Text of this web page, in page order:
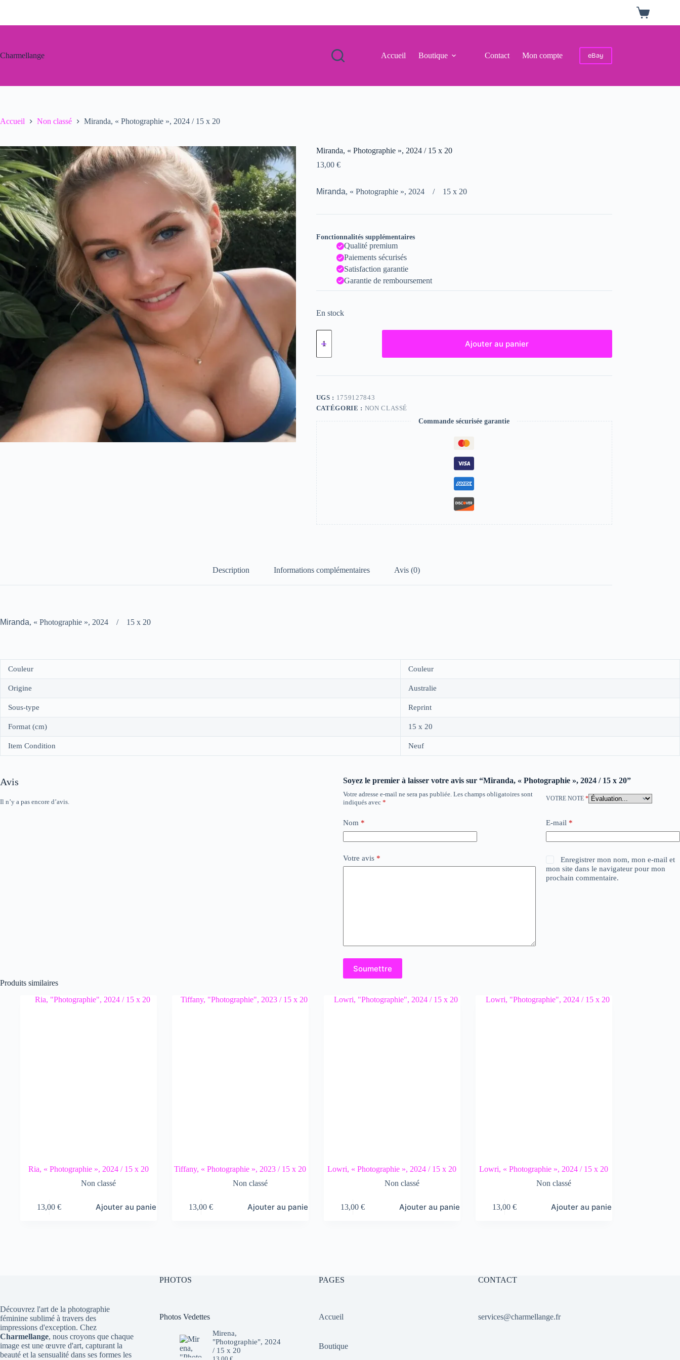
Panier
d’achat
Charmellange Accueil Boutique Contact Mon compte eBay
Accueil Non classé Miranda, « Photographie », 2024 / 15 x 20
Miranda, « Photographie », 2024 / 15 x 20
13,00 €
Miranda, « Photographie », 2024 / 15 x 20
Fonctionnalités supplémentaires
Qualité premium
Paiements sécurisés
Satisfaction garantie
Garantie de remboursement
En stock
quantité
de
"Photographie",
/
x
20
Ajouter au panier
UGS : 1759127843
CATÉGORIE : NON CLASSÉ
Commande sécurisée garantie
Description Informations complémentaires Avis (0)
Miranda, « Photographie », 2024 / 15 x 20
Couleur Couleur
Origine Australie
Sous-type Reprint
Format (cm) 15 x 20
Item Condition Neuf
Avis
Il n’y a pas encore d’avis.
Soyez le premier à laisser votre avis sur “Miranda, « Photographie », 2024 / 15 x 20”
Votre adresse e-mail ne sera pas publiée. Les champs obligatoires sont
indiqués avec *
VOTRE NOTE *
Nom * E-mail *
Votre avis *
Enregistrer mon nom, mon e-mail et
mon site dans le navigateur pour mon
prochain commentaire.
Soumettre
Produits similaires
Ria, « Photographie », 2024 / 15 x 20
Non classé
13,00€ Ajouter au panier
Tiffany, « Photographie », 2023 / 15 x 20
Non classé
13,00€ Ajouter au panier
Lowri, « Photographie », 2024 / 15 x 20
Non classé
13,00€ Ajouter au panier
Lowri, « Photographie », 2024 / 15 x 20
Non classé
13,00€ Ajouter au panier
Découvrez l'art de la photographie
féminine sublimé à travers des
impressions d'exception. Chez
Charmellange, nous croyons que chaque
image est une œuvre d'art, capturant la
beauté et la sensualité dans ses formes les
PHOTOS
Photos Vedettes
Mirena,
"Photographie", 2024
/ 15 x 20
PAGES
Accueil
Boutique
CONTACT
services@charmellange.fr